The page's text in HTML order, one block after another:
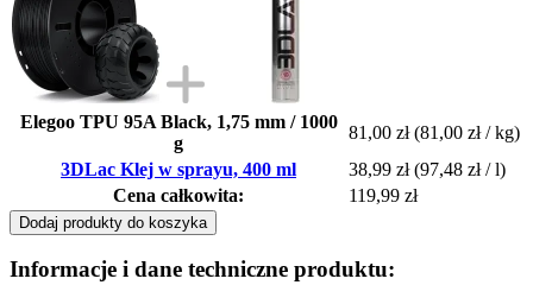
Elegoo TPU 95A Black, 1,75 mm / 1000
g
81,00 zł (81,00 zł / kg)
3DLac Klej w sprayu, 400 ml
38,99 zł (97,48 zł / l)
Cena całkowita:
119,99 zł
Dodaj produkty do koszyka
Informacje i dane techniczne produktu: